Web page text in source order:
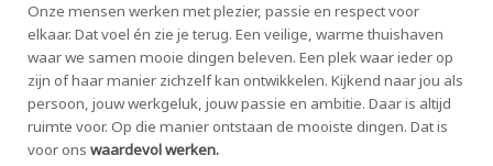
Onze mensen werken met plezier, passie en respect voor
elkaar. Dat voel én zie je terug. Een veilige, warme thuishaven
waar we samen mooie dingen beleven. Een plek waar ieder op
zijn of haar manier zichzelf kan ontwikkelen. Kijkend naar jou als
persoon, jouw werkgeluk, jouw passie en ambitie. Daar is altijd
ruimte voor. Op die manier ontstaan de mooiste dingen. Dat is
voor ons waardevol werken.